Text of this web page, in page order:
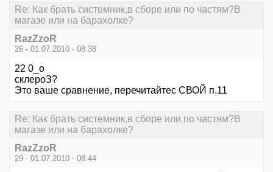
Re: Как брать системник,в сборе или по частям?В
магазе или на барахолке?
RazZzoR
26 - 01.07.2010 - 08:38
22 0_о
склероЗ?
Это ваше сравнение, перечитайтес СВОЙ п.11
Re: Как брать системник,в сборе или по частям?В
магазе или на барахолке?
RazZzoR
29 - 01.07.2010 - 08:44